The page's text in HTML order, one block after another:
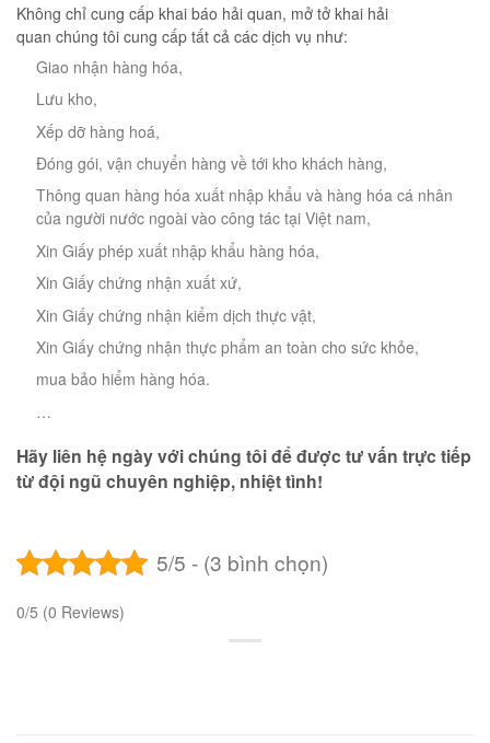
Không chỉ cung cấp khai báo hải quan, mở tở khai hải
quan chúng tôi cung cấp tất cả các dịch vụ như:
Giao nhận hàng hóa,
Lưu kho,
Xếp dỡ hàng hoá,
Đóng gói, vận chuyển hàng về tới kho khách hàng,
Thông quan hàng hóa xuất nhập khẩu và hàng hóa cá nhân
của người nước ngoài vào công tác tại Việt nam,
Xin Giấy phép xuất nhập khẩu hàng hóa,
Xin Giấy chứng nhận xuất xứ,
Xin Giấy chứng nhận kiểm dịch thực vật,
Xin Giấy chứng nhận thực phẩm an toàn cho sức khỏe,
mua bảo hiểm hàng hóa.
…
Hãy liên hệ ngày với chúng tôi để được tư vấn trực tiếp
từ đội ngũ chuyên nghiệp, nhiệt tình!
5/5 - (3 bình chọn)
0/5 (0 Reviews)